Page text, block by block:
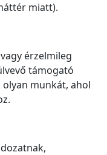
miatt).
érzelmileg
támogató
munkát, ahol